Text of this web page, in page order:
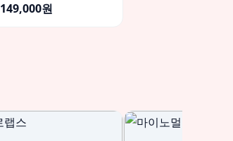
149,000원